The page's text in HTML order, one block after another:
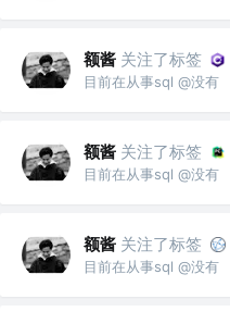
额酱 关注了标签
目前在从事sql @没有
额酱 关注了标签
目前在从事sql @没有
额酱 关注了标签
目前在从事sql @没有